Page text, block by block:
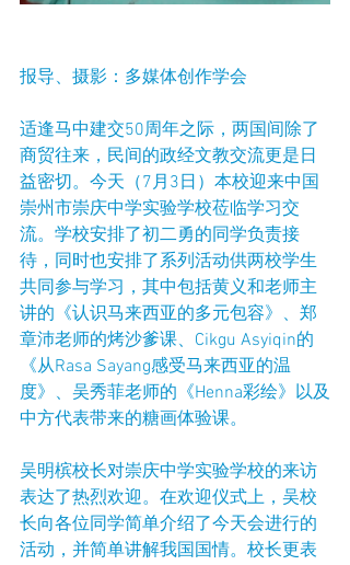
报导、摄影：多媒体创作学会
适逢马中建交50周年之际，两国间除了
商贸往来，民间的政经文教交流更是日
益密切。今天（7月3日）本校迎来中国
崇州市崇庆中学实验学校莅临学习交
流。学校安排了初二勇的同学负责接
待，同时也安排了系列活动供两校学生
共同参与学习，其中包括黄义和老师主
讲的《认识马来西亚的多元包容》、郑
章沛老师的烤沙爹课、Cikgu Asyiqin的
《从Rasa Sayang感受马来西亚的温
度》、吴秀菲老师的《Henna彩绘》以及
中方代表带来的糖画体验课。
吴明槟校长对崇庆中学实验学校的来访
表达了热烈欢迎。在欢迎仪式上，吴校
长向各位同学简单介绍了今天会进行的
活动，并简单讲解我国国情。校长更表